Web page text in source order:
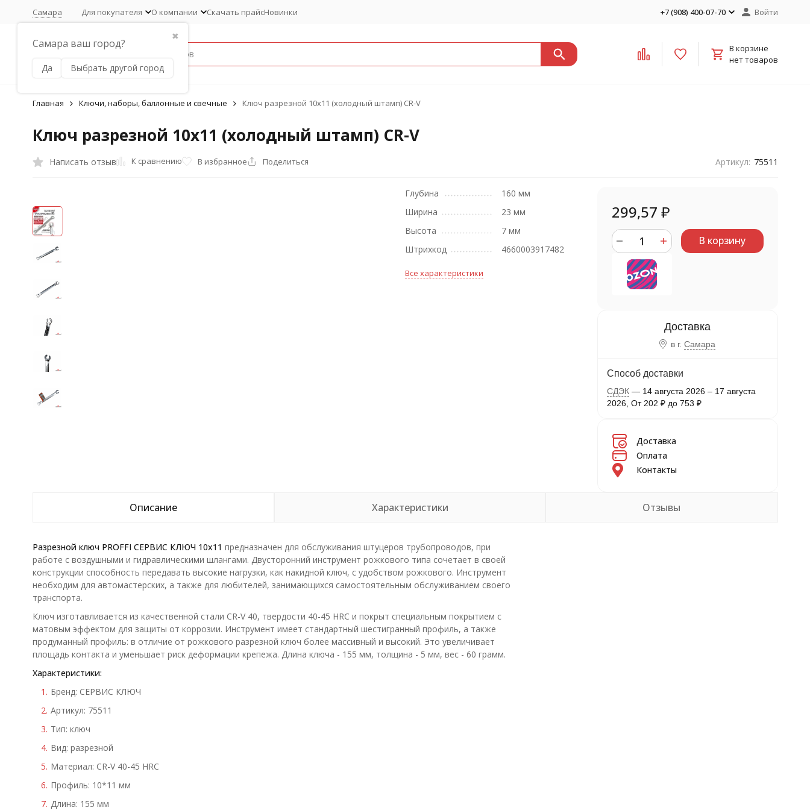
Самара
✖
Самара ваш город?
Да Выбрать другой город
Для покупателя О компании Скачать прайсНовинки +7 (908) 400-07-70 Войти
В корзине
нет товаров
Главная Ключи, наборы, баллонные и свечные Ключ разрезной 10х11 (холодный штамп) CR-V
Ключ разрезной 10х11 (холодный штамп) CR-V
Написать отзыв К сравнению В избранное Поделиться Артикул: 75511
Глубина
160 мм
Ширина
23 мм
Высота
7 мм
Штрихкод
4660003917482
Все характеристики
299,57 ₽
В корзину
в г. Самара
Способ доставки
СДЭК 14 августа 2026 – 17 августа
2026 От 202 ₽ до 753 ₽
Доставка
Оплата
Контакты
Описание Характеристики Отзывы
Разрезной ключ PROFFI СЕРВИС КЛЮЧ 10х11 предназначен для обслуживания штуцеров трубопроводов, при
работе с воздушными и гидравлическими шлангами. Двусторонний инструмент рожкового типа сочетает в своей
конструкции способность передавать высокие нагрузки, как накидной ключ, с удобством рожкового. Инструмент
необходим для автомастерских, а также для любителей, занимающихся самостоятельным обслуживанием своего
транспорта.
Ключ изготавливается из качественной стали CR-V 40, твердости 40-45 HRC и покрыт специальным покрытием с
матовым эффектом для защиты от коррозии. Инструмент имеет стандартный шестигранный профиль, а также
продуманный профиль: в отличие от рожкового разрезной ключ более массивный и высокий. Это увеличивает
площадь контакта и уменьшает риск деформации крепежа. Длина ключа - 155 мм, толщина - 5 мм, вес - 60 грамм.
Характеристики:
Бренд: СЕРВИС КЛЮЧ
Артикул: 75511
Тип: ключ
Вид: разрезной
Материал: CR-V 40-45 HRC
Профиль: 10*11 мм
Длина: 155 мм